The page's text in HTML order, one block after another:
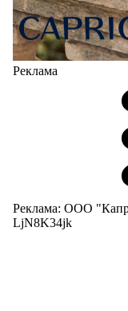
Реклама
Реклама: ООО
LjN8K34jk